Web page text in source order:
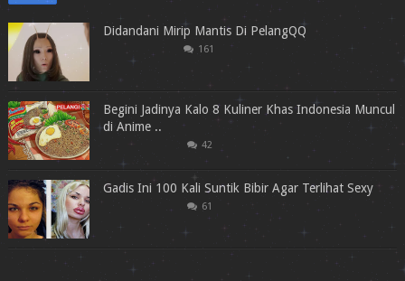
Didandani Mirip Mantis Di PelangQQ
161
Begini Jadinya Kalo 8 Kuliner Khas Indonesia Muncul
di Anime ..
42
Gadis Ini 100 Kali Suntik Bibir Agar Terlihat Sexy
61